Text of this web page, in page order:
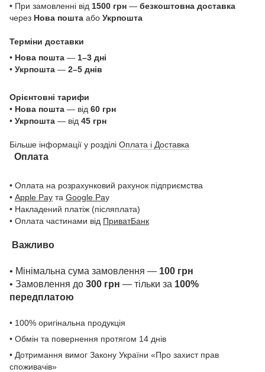
• При замовленні від 1500 грн — безкоштовна доставка
через Нова пошта або Укрпошта
Терміни доставки
• Нова пошта — 1–3 дні
• Укрпошта — 2–5 днів
Орієнтовні тарифи
• Нова пошта — від 60 грн
• Укрпошта — від 45 грн
Більше інформації у розділі Оплата і Доставка
Оплата
• Оплата на розрахунковий рахунок підприємства
• Apple Pay та Google Pay
• Накладений платіж (післяплата)
• Оплата частинами від ПриватБанк
Важливо
• Мінімальна сума замовлення — 100 грн
• Замовлення до 300 грн — тільки за 100%
передплатою
• 100% оригінальна продукція
• Обмін та повернення протягом 14 днів
• Дотримання вимог Закону України «Про захист прав
споживачів»